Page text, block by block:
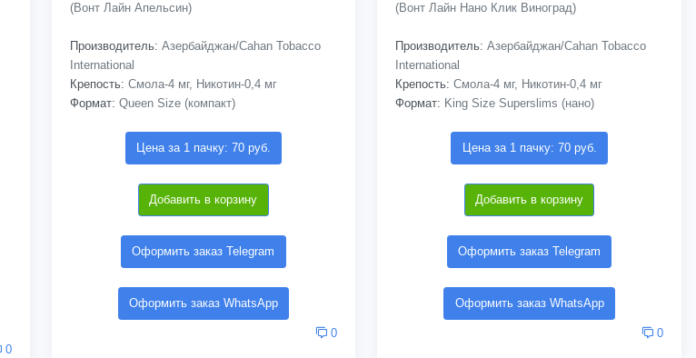
0
(Вонт Лайн Апельсин)
Производитель: Азербайджан/Cahan Tobacco
International
Крепость: Смола-4 мг, Никотин-0,4 мг
Формат: Queen Size (компакт)
Цена за 1 пачку: 70 руб.
Добавить в корзину
Оформить заказ Telegram
Оформить заказ WhatsApp
0
(Вонт Лайн Нано Клик Виноград)
Производитель: Азербайджан/Cahan Tobacco
International
Крепость: Смола-4 мг, Никотин-0,4 мг
Формат: King Size Superslims (нано)
Цена за 1 пачку: 70 руб.
Добавить в корзину
Оформить заказ Telegram
Оформить заказ WhatsApp
0